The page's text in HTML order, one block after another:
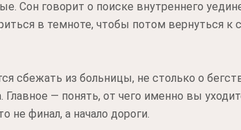
Сон говорит о поиске внутреннего
в темноте, чтобы потом вернуться к
сбежать из больницы, не столько о
Главное — понять, от чего именно вы
не финал, а начало дороги.